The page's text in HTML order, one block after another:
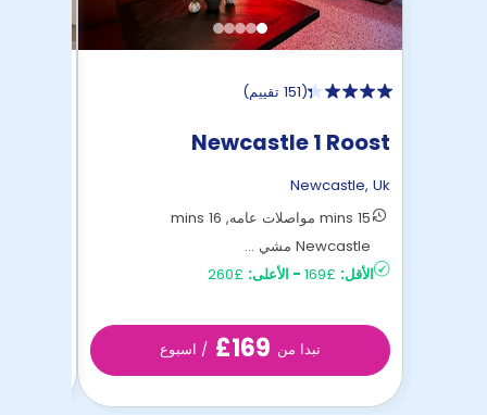
(151 تقييم )
Newcastle 1 Roost
Newcastle, Uk
15 mins مواصلات عامه, 16 mins
Newcastle مشي ...
الأقل: £169
- الأعلى: £260
تبدا من £169 / اسبوع